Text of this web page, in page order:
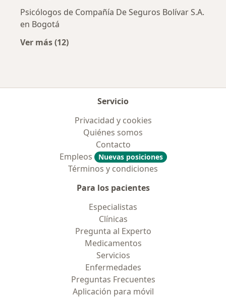
Psicólogos de Compañía De Seguros Bolívar S.A.
en Bogotá
Ver más (12)
Servicio
Privacidad y cookies
Quiénes somos
Contacto
Empleos
Nuevas posiciones
Términos y condiciones
Para los pacientes
Especialistas
Clínicas
Pregunta al Experto
Medicamentos
Servicios
Enfermedades
Preguntas Frecuentes
Aplicación para móvil